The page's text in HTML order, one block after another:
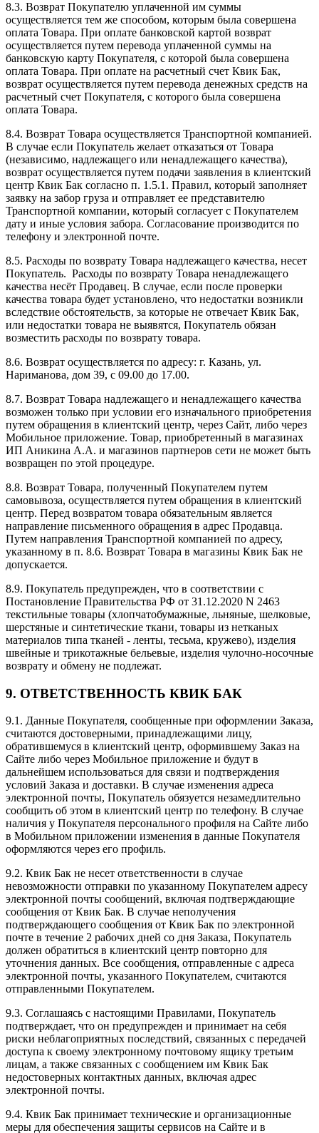
8.3. Возврат Покупателю уплаченной им суммы
осуществляется тем же способом, которым была совершена
оплата Товара. При оплате банковской картой возврат
осуществляется путем перевода уплаченной суммы на
банковскую карту Покупателя, с которой была совершена
оплата Товара. При оплате на расчетный счет Квик Бак,
возврат осуществляется путем перевода денежных средств на
расчетный счет Покупателя, с которого была совершена
оплата Товара.
8.4. Возврат Товара осуществляется Транспортной компанией.
В случае если Покупатель желает отказаться от Товара
(независимо, надлежащего или ненадлежащего качества),
возврат осуществляется путем подачи заявления в клиентский
центр Квик Бак согласно п. 1.5.1. Правил, который заполняет
заявку на забор груза и отправляет ее представителю
Транспортной компании, который согласует с Покупателем
дату и иные условия забора. Согласование производится по
телефону и электронной почте.
8.5. Расходы по возврату Товара надлежащего качества, несет
Покупатель. Расходы по возврату Товара ненадлежащего
качества несёт Продавец. В случае, если после проверки
качества товара будет установлено, что недостатки возникли
вследствие обстоятельств, за которые не отвечает Квик Бак,
или недостатки товара не выявятся, Покупатель обязан
возместить расходы по возврату товара.
8.6. Возврат осуществляется по адресу: г. Казань, ул.
Нариманова, дом 39, с 09.00 до 17.00.
8.7. Возврат Товара надлежащего и ненадлежащего качества
возможен только при условии его изначального приобретения
путем обращения в клиентский центр, через Сайт, либо через
Мобильное приложение. Товар, приобретенный в магазинах
ИП Аникина А.А. и магазинов партнеров сети не может быть
возвращен по этой процедуре.
8.8. Возврат Товара, полученный Покупателем путем
самовывоза, осуществляется путем обращения в клиентский
центр. Перед возвратом товара обязательным является
направление письменного обращения в адрес Продавца.
Путем направления Транспортной компанией по адресу,
указанному в п. 8.6. Возврат Товара в магазины Квик Бак не
допускается.
8.9. Покупатель предупрежден, что в соответствии с
Постановление Правительства РФ от 31.12.2020 N 2463
текстильные товары (хлопчатобумажные, льняные, шелковые,
шерстяные и синтетические ткани, товары из нетканых
материалов типа тканей - ленты, тесьма, кружево), изделия
швейные и трикотажные бельевые, изделия чулочно-носочные
возврату и обмену не подлежат.
9. ОТВЕТСТВЕННОСТЬ КВИК БАК
9.1. Данные Покупателя, сообщенные при оформлении Заказа,
считаются достоверными, принадлежащими лицу,
обратившемуся в клиентский центр, оформившему Заказ на
Сайте либо через Мобильное приложение и будут в
дальнейшем использоваться для связи и подтверждения
условий Заказа и доставки. В случае изменения адреса
электронной почты, Покупатель обязуется незамедлительно
сообщить об этом в клиентский центр по телефону. В случае
наличия у Покупателя персонального профиля на Сайте либо
в Мобильном приложении изменения в данные Покупателя
оформляются через его профиль.
9.2. Квик Бак не несет ответственности в случае
невозможности отправки по указанному Покупателем адресу
электронной почты сообщений, включая подтверждающие
сообщения от Квик Бак. В случае неполучения
подтверждающего сообщения от Квик Бак по электронной
почте в течение 2 рабочих дней со дня Заказа, Покупатель
должен обратиться в клиентский центр повторно для
уточнения данных. Все сообщения, отправленные с адреса
электронной почты, указанного Покупателем, считаются
отправленными Покупателем.
9.3. Соглашаясь с настоящими Правилами, Покупатель
подтверждает, что он предупрежден и принимает на себя
риски неблагоприятных последствий, связанных с передачей
доступа к своему электронному почтовому ящику третьим
лицам, а также связанных с сообщением им Квик Бак
недостоверных контактных данных, включая адрес
электронной почты.
9.4. Квик Бак принимает технические и организационные
меры для обеспечения защиты сервисов на Сайте и в